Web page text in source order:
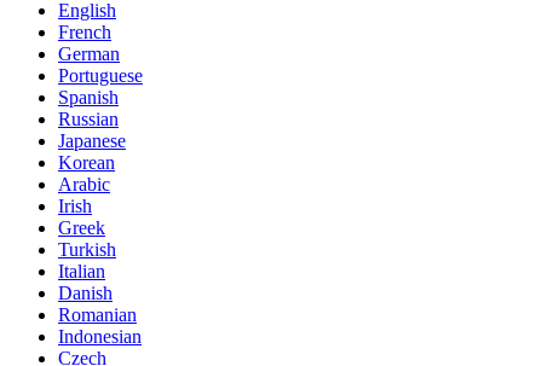
English
French
German
Portuguese
Spanish
Russian
Japanese
Korean
Arabic
Irish
Greek
Turkish
Italian
Danish
Romanian
Indonesian
Czech